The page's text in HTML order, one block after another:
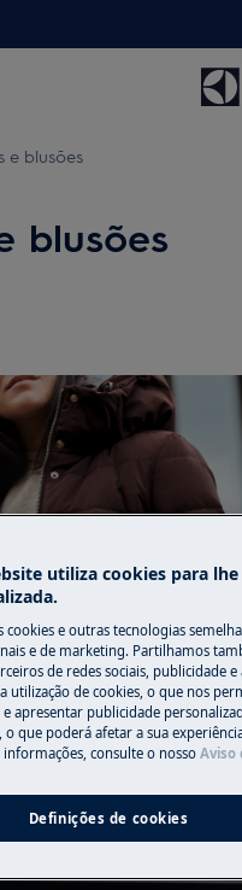
e blusões
blusões
adição de bolas de
as penas se amontoem
utiliza cookies para
cookies e outras tecnologias
e de marketing. Partilhamos
de redes sociais, publicidade
utilização de cookies, o que nos
e apresentar publicidade
o que poderá afetar a sua
informações, consulte o nosso Aviso
Definições de cookies